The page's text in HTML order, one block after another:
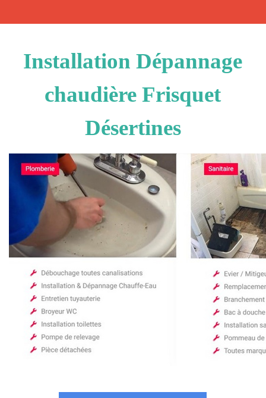
Installation Dépannage
chaudière Frisquet
Désertines